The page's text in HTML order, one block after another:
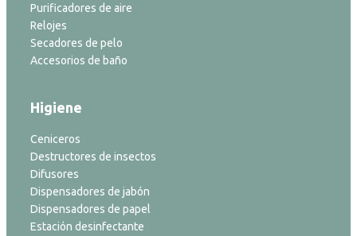
Purificadores de aire
Relojes
Secadores de pelo
Accesorios de baño
Higiene
Ceniceros
Destructores de insectos
Difusores
Dispensadores de jabón
Dispensadores de papel
Estación desinfectante